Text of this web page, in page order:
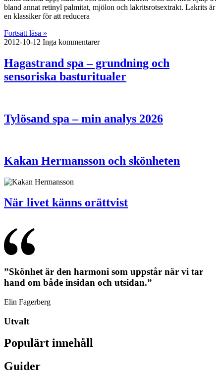
bland annat retinyl palmitat, mjölon och lakritsrotsextrakt. Lakrits är
en klassiker för att reducera
Fortsätt läsa »
2012-10-12 Inga kommentarer
Hagastrand spa – grundning och
sensoriska basturitualer
Tylösand spa – min analys 2026
Kakan Hermansson och skönheten
När livet känns orättvist
”Skönhet är den harmoni som uppstår när vi tar
hand om både insidan och utsidan.”
Elin Fagerberg
Utvalt
Populärt innehåll
Guider